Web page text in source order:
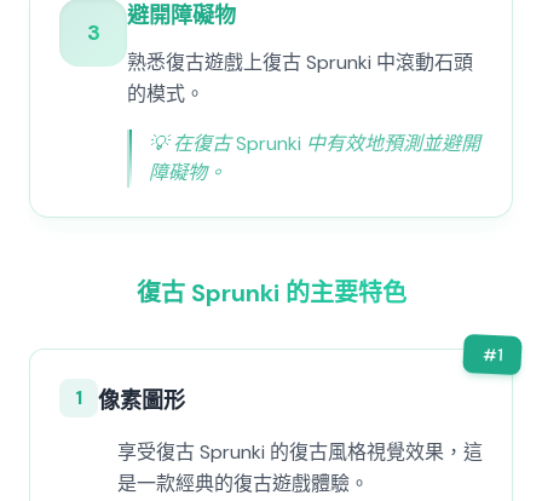
3
避開障礙物
熟悉復古遊戲上復古 Sprunki 中滾動石頭
的模式。
💡在復古 Sprunki 中有效地預測並避開
障礙物。
復古 Sprunki 的主要特色
#1
1 像素圖形
享受復古 Sprunki 的復古風格視覺效果，這
是一款經典的復古遊戲體驗。